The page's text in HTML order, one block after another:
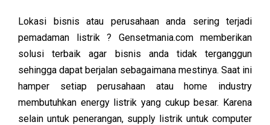
Lokasi bisnis atau perusahaan anda sering terjadi
pemadaman listrik ? Gensetmania.com memberikan
solusi terbaik agar bisnis anda tidak terganggun
sehingga dapat berjalan sebagaimana mestinya. Saat ini
hamper setiap perusahaan atau home industry
membutuhkan energy listrik yang cukup besar. Karena
selain untuk penerangan, supply listrik untuk computer